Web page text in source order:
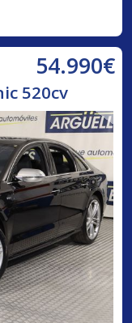
54.990€
520cv